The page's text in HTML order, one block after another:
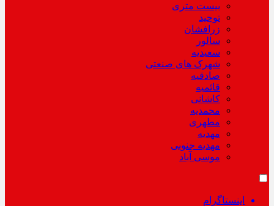
بیست متری
توحید
زرافشان
سالور
سعیدیه
شهرک های صنعتی
صادقیه
قائمیه
کاشانی
محمدیه
مطهری
مهدیه
مهدیه جنوبی
موسی آباد
اینستاگرام